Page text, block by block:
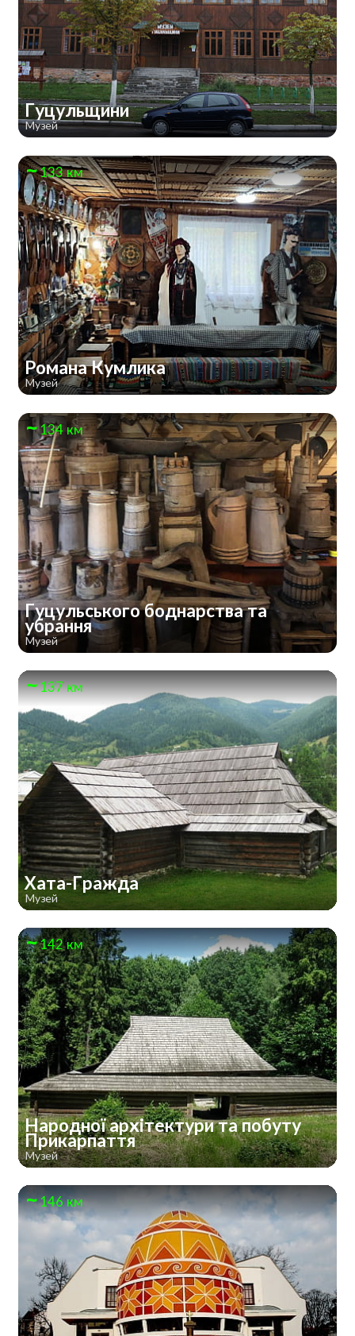
Гуцульщини
Музей
133 км
Романа Кумлика
Музей
134 км
Гуцульського боднарства та
убрання
Музей
137 км
Хата-Гражда
Музей
142 км
Народної архітектури та побуту
Прикарпаття
Музей
146 км